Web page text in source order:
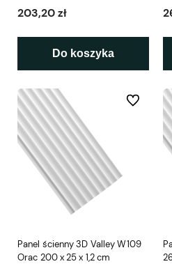
203,20 zł
Do koszyka
Panel ścienny 3D Valley W109
Orac 200 x 25 x 1,2 cm
Do